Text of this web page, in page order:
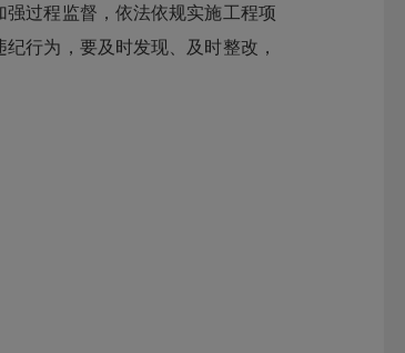
过程监督，依法依规实施工程项
行为，要及时发现、及时整改，